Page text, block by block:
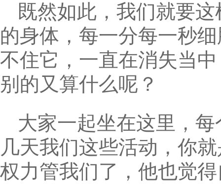
既然如此，我们就要
的身体，每一分每一秒
不住它，一直在消失当
别的又算什么呢？
大家一起坐在这里，
几天我们这些活动，你
权力管我们了，他也觉